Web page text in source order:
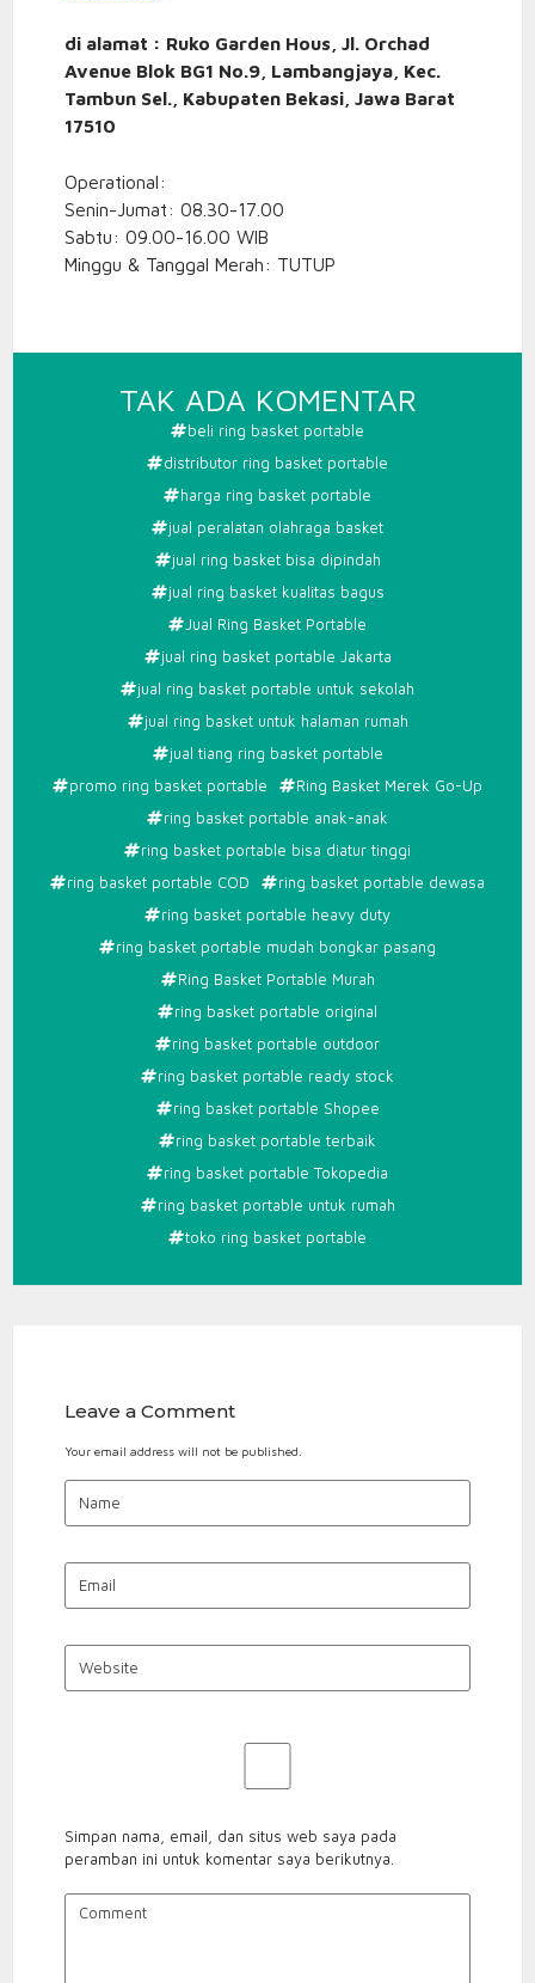
di alamat : Ruko Garden Hous, Jl. Orchad
Avenue Blok BG1 No.9, Lambangjaya, Kec.
Tambun Sel., Kabupaten Bekasi, Jawa Barat
17510
Operational:
Senin-Jumat: 08.30-17.00
Sabtu: 09.00-16.00 WIB
Minggu & Tanggal Merah: TUTUP
TAK ADA KOMENTAR
beli ring basket portable
distributor ring basket portable
harga ring basket portable
jual peralatan olahraga basket
jual ring basket bisa dipindah
jual ring basket kualitas bagus
Jual Ring Basket Portable
jual ring basket portable Jakarta
jual ring basket portable untuk sekolah
jual ring basket untuk halaman rumah
jual tiang ring basket portable
promo ring basket portable
Ring Basket Merek Go-Up
ring basket portable anak-anak
ring basket portable bisa diatur tinggi
ring basket portable COD
ring basket portable dewasa
ring basket portable heavy duty
ring basket portable mudah bongkar pasang
Ring Basket Portable Murah
ring basket portable original
ring basket portable outdoor
ring basket portable ready stock
ring basket portable Shopee
ring basket portable terbaik
ring basket portable Tokopedia
ring basket portable untuk rumah
toko ring basket portable
Leave a Comment
Your email address will not be published.
Simpan nama, email, dan situs web saya pada
peramban ini untuk komentar saya berikutnya.